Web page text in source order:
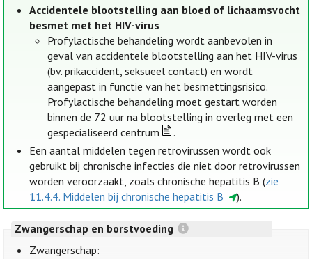
Accidentele blootstelling aan bloed of lichaamsvocht
besmet met het HIV-virus
Profylactische behandeling wordt aanbevolen in
geval van accidentele blootstelling aan het HIV-virus
(bv. prikaccident, seksueel contact) en wordt
aangepast in functie van het besmettingsrisico.
Profylactische behandeling moet gestart worden
binnen de 72 uur na blootstelling in overleg met een
gespecialiseerd centrum
.
Een aantal middelen tegen retrovirussen wordt ook
gebruikt bij chronische infecties die niet door retrovirussen
worden veroorzaakt, zoals chronische hepatitis B (zie
11.4.4. Middelen bij chronische hepatitis B
).
Zwangerschap en borstvoeding
Zwangerschap: